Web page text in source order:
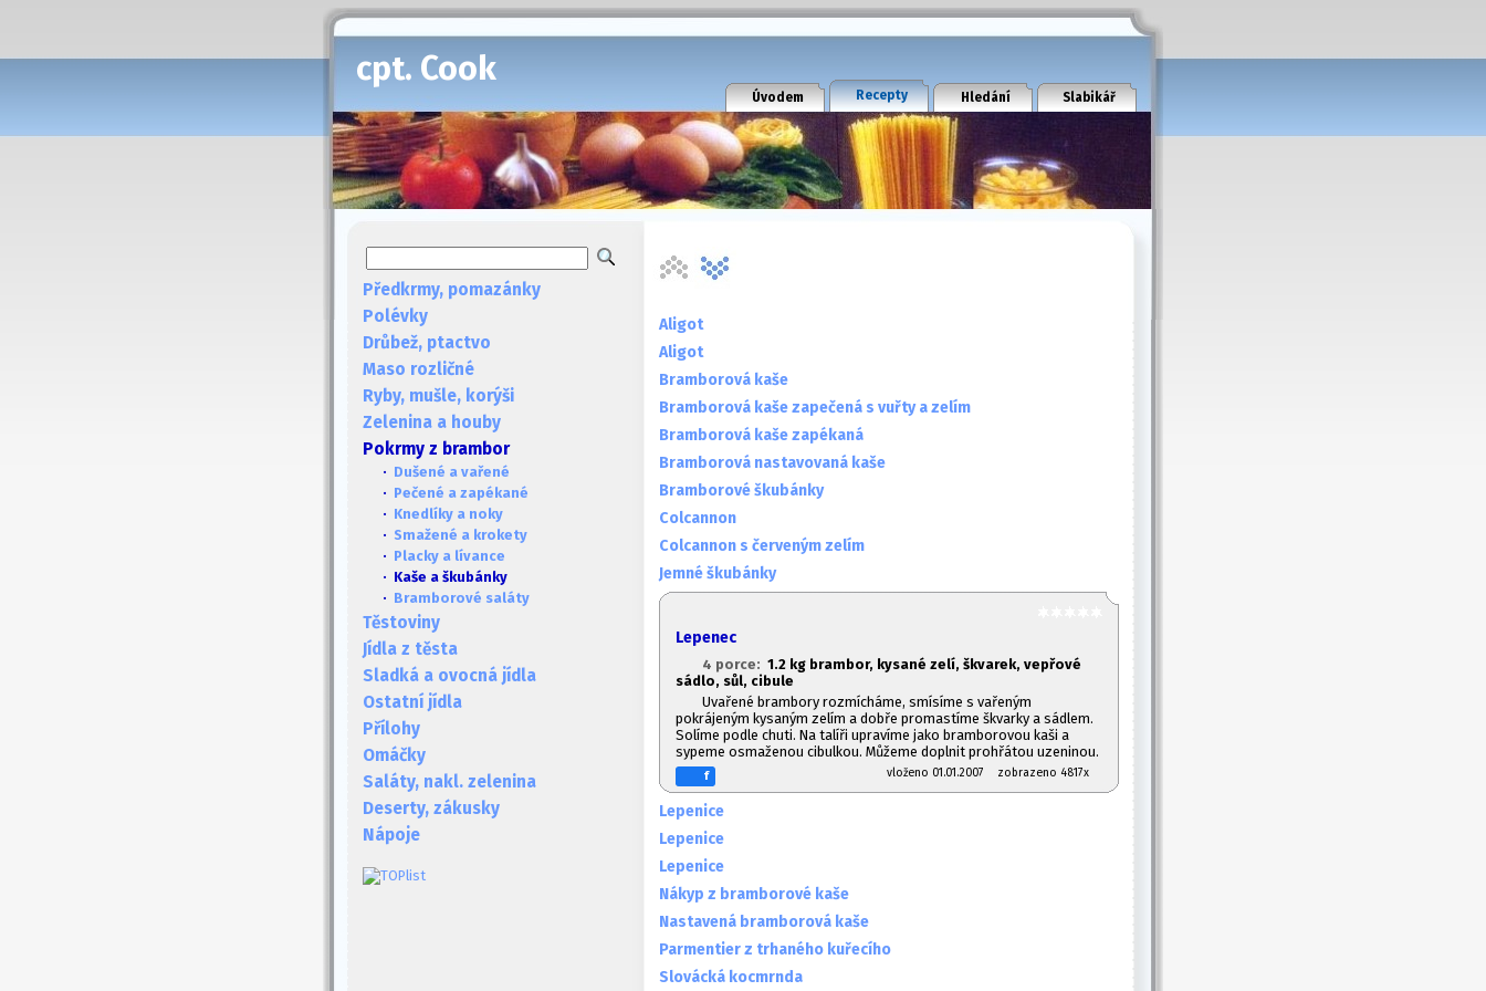
cpt. Cook
Úvodem Recepty Hledání Slabikář
Předkrmy, pomazánky
Polévky
Drůbež, ptactvo
Maso rozličné
Ryby, mušle, korýši
Zelenina a houby
Pokrmy z brambor
· Dušené a vařené
· Pečené a zapékané
· Knedlíky a noky
· Smažené a krokety
· Placky a lívance
· Kaše a škubánky
· Bramborové saláty
Těstoviny
Jídla z těsta
Sladká a ovocná jídla
Ostatní jídla
Přílohy
Omáčky
Saláty, nakl. zelenina
Deserty, zákusky
Nápoje
Aligot
Aligot
Bramborová kaše
Bramborová kaše zapečená s vuřty a zelím
Bramborová kaše zapékaná
Bramborová nastavovaná kaše
Bramborové škubánky
Colcannon
Colcannon s červeným zelím
Jemné škubánky
Lepenec
4 porce: 1.2 kg brambor, kysané zelí, škvarek, vepřové
sádlo, sůl, cibule
Uvařené brambory rozmícháme, smísíme s vařeným
pokrájeným kysaným zelím a dobře promastíme škvarky a sádlem.
Solíme podle chuti. Na talíři upravíme jako bramborovou kaši a
sypeme osmaženou cibulkou. Můžeme doplnit prohřátou uzeninou.
f vloženo 01.01.2007 zobrazeno 4817x
Lepenice
Lepenice
Lepenice
Nákyp z bramborové kaše
Nastavená bramborová kaše
Parmentier z trhaného kuřecího
Slovácká kocmrnda